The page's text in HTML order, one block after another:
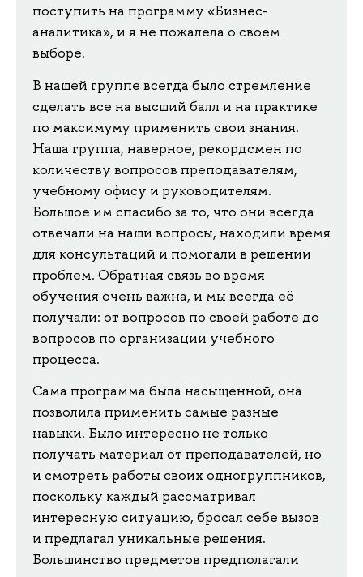
поступить на программу «Бизнес-
аналитика», и я не пожалела о своем
выборе.
В нашей группе всегда было стремление
сделать все на высший балл и на практике
по максимуму применить свои знания.
Наша группа, наверное, рекордсмен по
количеству вопросов преподавателям,
учебному офису и руководителям.
Большое им спасибо за то, что они всегда
отвечали на наши вопросы, находили время
для консультаций и помогали в решении
проблем. Обратная связь во время
обучения очень важна, и мы всегда её
получали: от вопросов по своей работе до
вопросов по организации учебного
процесса.
Сама программа была насыщенной, она
позволила применить самые разные
навыки. Было интересно не только
получать материал от преподавателей, но
и смотреть работы своих одногруппников,
поскольку каждый рассматривал
интересную ситуацию, бросал себе вызов
и предлагал уникальные решения.
Большинство предметов предполагали